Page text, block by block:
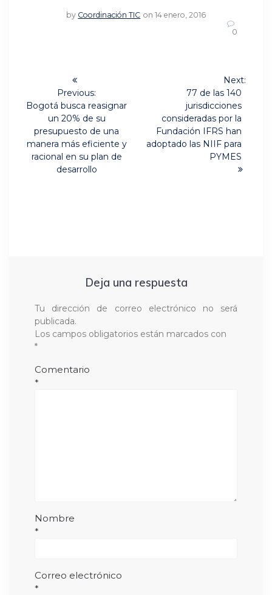
by Coordinación TIC on 14 enero, 2016
0
Navegación
de
entradas
Previous:
Previous
Bogotá busca reasignar
un 20% de su
presupuesto de una
manera más eficiente y
racional en su plan de
desarrollo
Next:
77 de las 140
jurisdicciones
consideradas por la
Fundación IFRS han
adoptado las NIIF para
PYMES
Deja una respuesta
Tu dirección de correo electrónico no será
publicada.
Los campos obligatorios están marcados con
*
Comentario
*
Nombre
*
Correo electrónico
*